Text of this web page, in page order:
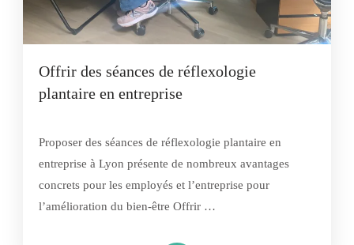
Offrir des séances de réflexologie
plantaire en entreprise
Proposer des séances de réflexologie plantaire en
entreprise à Lyon présente de nombreux avantages
concrets pour les employés et l’entreprise pour
l’amélioration du bien-être Offrir …